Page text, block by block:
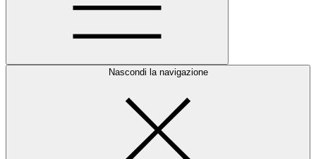
Nascondi la navigazione